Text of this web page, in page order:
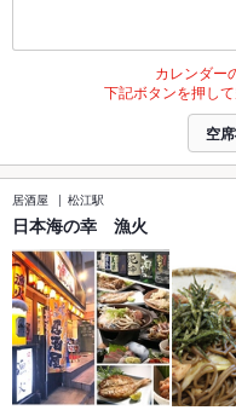
カレンダー
下記ボタンを押し
空
居酒屋 松江駅
日本海の幸 漁火